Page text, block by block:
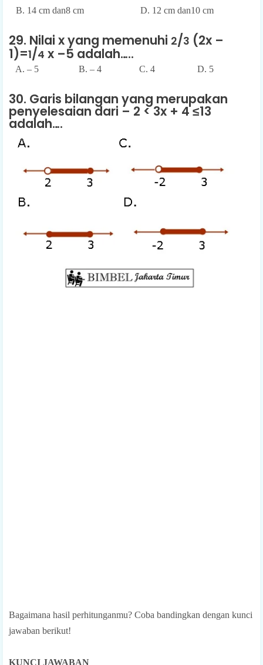
B. 14 cm dan8 cm D. 12 cm dan10 cm
29. Nilai x yang memenuhi 2/3 (2x –
1)=1/4 x –5 adalah…..
A. – 5 B. – 4 C. 4 D. 5
30. Garis bilangan yang merupakan
penyelesaian dari – 2 < 3x + 4 ≤13
adalah….
Bagaimana hasil perhitunganmu? Coba bandingkan dengan kunci
jawaban berikut!
KUNCI JAWABAN